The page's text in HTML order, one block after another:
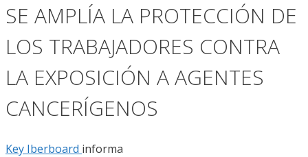
SE AMPLÍA LA PROTECCIÓN DE
LOS TRABAJADORES CONTRA
LA EXPOSICIÓN A AGENTES
CANCERÍGENOS
Key Iberboard informa